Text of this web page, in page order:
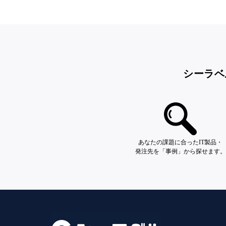
シーラ
あなたの課題に合ったIT製品・
発注先を「事例」から探せます。